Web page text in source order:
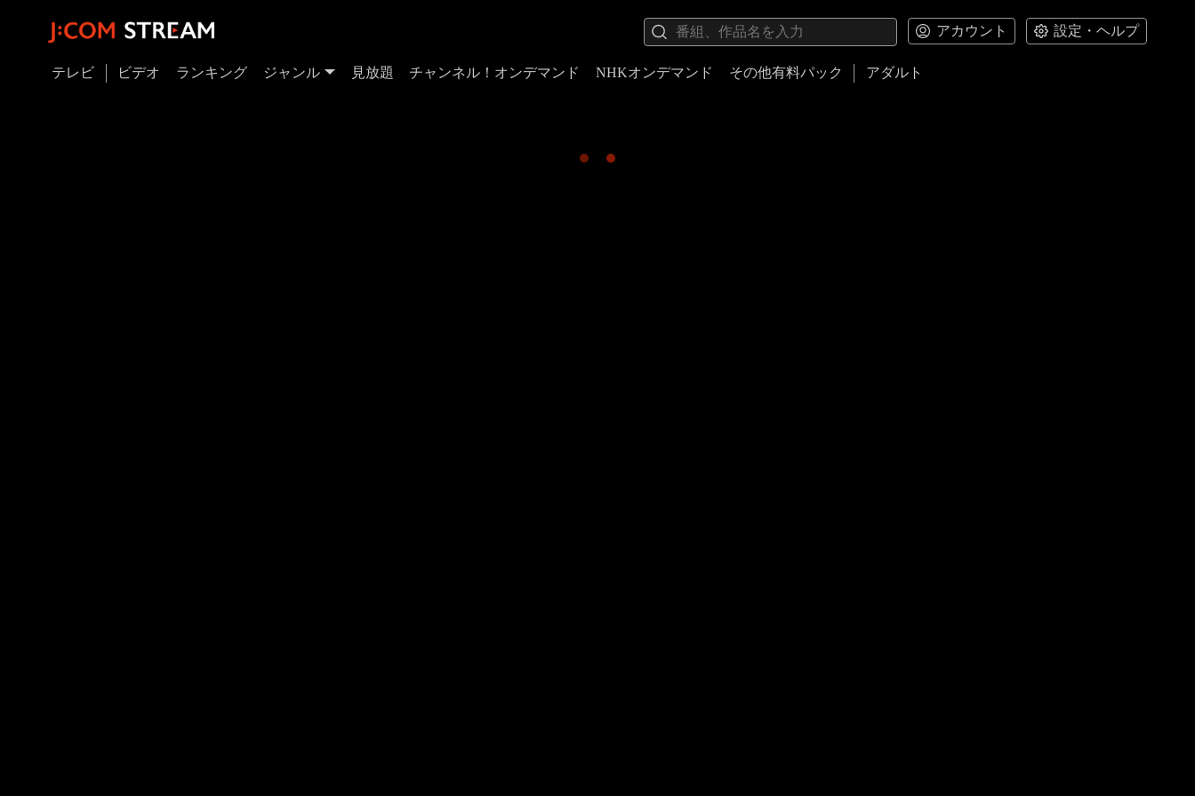
アカウント 設定・ヘルプ
テレビ ビデオ ランキング ジャンル 見放題 チャンネル！オンデマンド NHKオンデマンド その他有料パック アダルト